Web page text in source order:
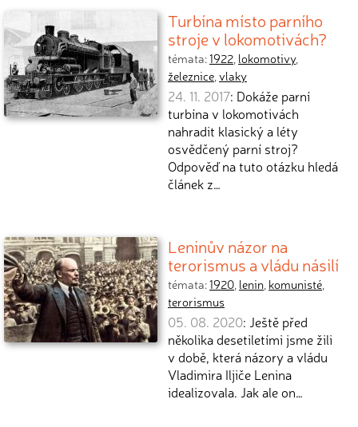
Turbína místo parního
stroje v lokomotivách?
témata:1922, lokomotivy,
železnice,vlaky
24. 11. 2017: Dokáže parní
turbína v lokomotivách
nahradit klasický a léty
osvědčený parní stroj?
Odpověď na tuto otázku hledá
článek z…
Leninův názor na
terorismus a vládu násilí
témata:1920, lenin, komunisté,
terorismus
05. 08. 2020: Ještě před
několika desetiletími jsme žili
v době, která názory a vládu
Vladimira Iljiče Lenina
idealizovala. Jak ale on…